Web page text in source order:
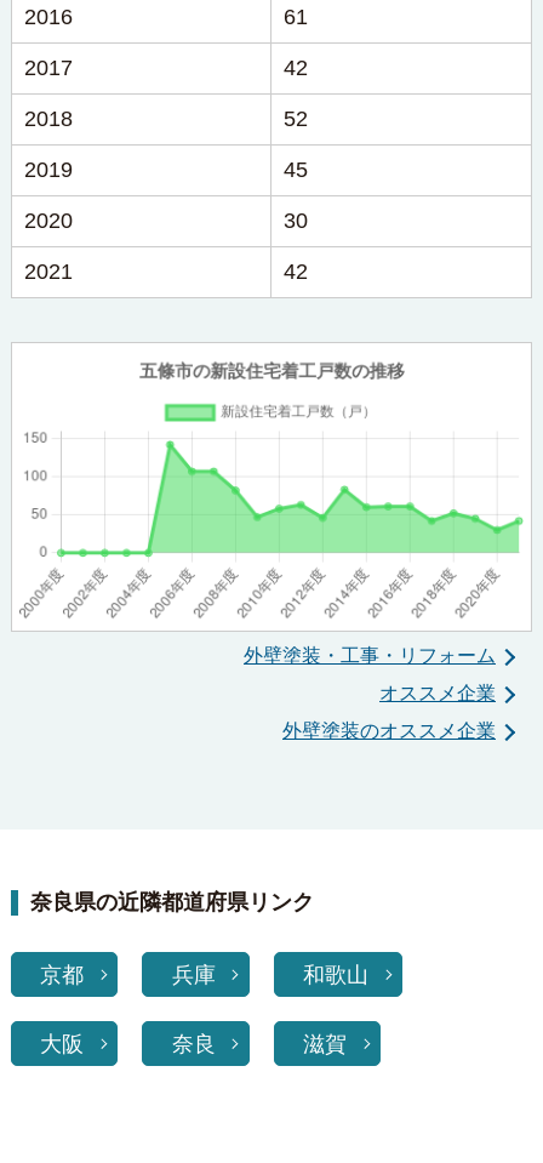
2016 61
2017 42
2018 52
2019 45
2020 30
2021 42
外壁塗装・工事・リフォーム
オススメ企業
外壁塗装のオススメ企業
奈良県の近隣都道府県リンク
京都 兵庫 和歌山
大阪 奈良 滋賀